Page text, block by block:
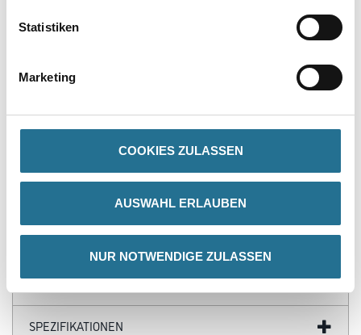
Statistiken
Marketing
COOKIES ZULASSEN
AUSWAHL ERLAUBEN
NUR NOTWENDIGE ZULASSEN
Produkteigenschaft
- Betriebsdruck: 3 bar
- EPDM-Dichtungen für PH-Wert 7-14
- Kunstoff-Überzugsrohr für erhöhte Chemikalbeständigkeit
SPEZIFIKATIONEN